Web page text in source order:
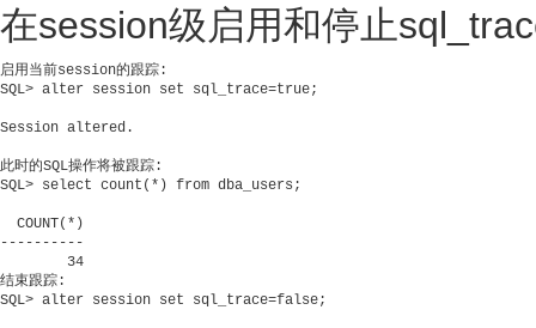
在session级启用和停止
启用当前session的跟踪:
SQL> alter session set sql_trace=true;
Session altered.
此时的SQL操作将被跟踪:
SQL> select count(*) from dba_users;
  COUNT(*)
----------
        34
结束跟踪:
SQL> alter session set sql_trace=false;